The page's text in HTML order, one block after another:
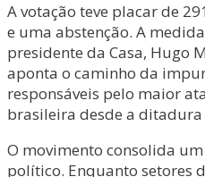
A votação teve placar de
e uma abstenção. A
presidente da Casa, Hugo
aponta o caminho da
responsáveis pelo maior
brasileira desde a ditadura
O movimento consolida
político. Enquanto setores